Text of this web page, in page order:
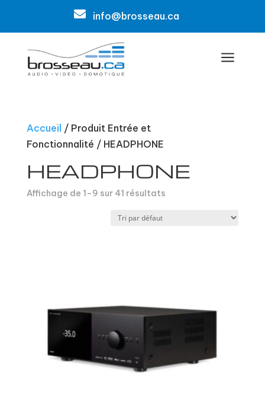
 info@brosseau.ca
a
Accueil / Produit Entrée et
Fonctionnalité / HEADPHONE
HEADPHONE
Affichage de 1–9 sur 41 résultats